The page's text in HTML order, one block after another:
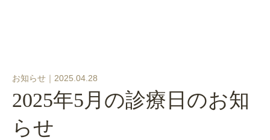
お知らせ｜ 2025.04.28
2025年5月の診療日のお知
らせ